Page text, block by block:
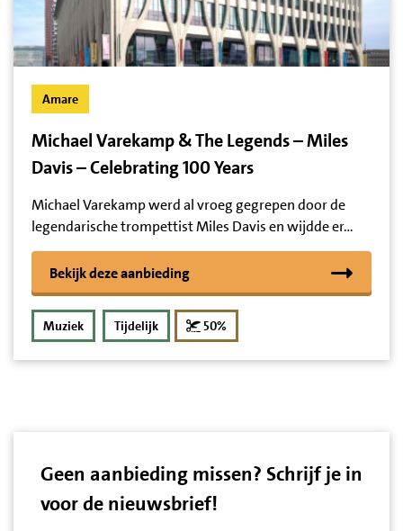
Amare
Michael Varekamp & The Legends – Miles
Davis – Celebrating 100 Years
Michael Varekamp werd al vroeg gegrepen door de
legendarische trompettist Miles Davis en wijdde er…
Bekijk deze aanbieding
Muziek Tijdelijk 50%
Geen aanbieding missen? Schrijf je in
voor de nieuwsbrief!